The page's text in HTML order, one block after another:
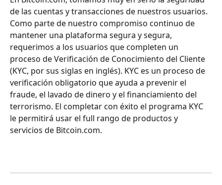
de las cuentas y transacciones de nuestros usuarios.
Como parte de nuestro compromiso continuo de
mantener una plataforma segura y segura,
requerimos a los usuarios que completen un
proceso de Verificación de Conocimiento del Cliente
(KYC, por sus siglas en inglés). KYC es un proceso de
verificación obligatorio que ayuda a prevenir el
fraude, el lavado de dinero y el financiamiento del
terrorismo. El completar con éxito el programa KYC
le permitirá usar el full rango de productos y
servicios de Bitcoin.com.